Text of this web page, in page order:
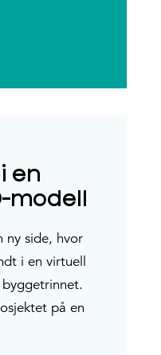
en
modell
ny side, hvor
i en virtuell
på en